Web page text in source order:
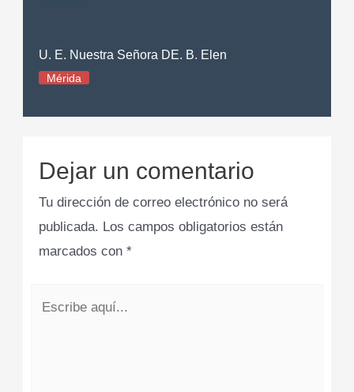
U. E. Nuestra Señora DE. B. Elen
Mérida
Dejar un comentario
Tu dirección de correo electrónico no será
publicada. Los campos obligatorios están
marcados con*